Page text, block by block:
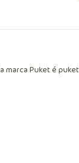
marca Puket é